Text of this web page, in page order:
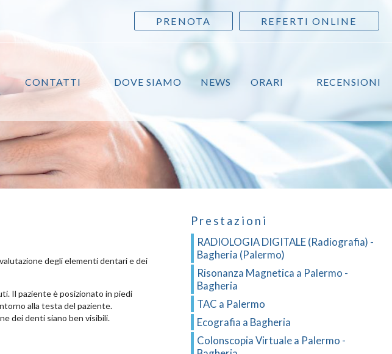
REFERTI ONLINE
PRENOTA
CONTATTI DOVE SIAMO NEWS ORARI RECENSIONI
degli elementi dentari e dei
Il paziente è posizionato in piedi
alla testa del paziente.
dei denti siano ben visibili.
Prestazioni
RADIOLOGIA DIGITALE (Radiografia) -
Bagheria (Palermo)
Risonanza Magnetica a Palermo -
Bagheria
TAC a Palermo
Ecografia a Bagheria
Colonscopia Virtuale a Palermo -